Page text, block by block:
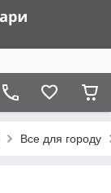
Все для городу